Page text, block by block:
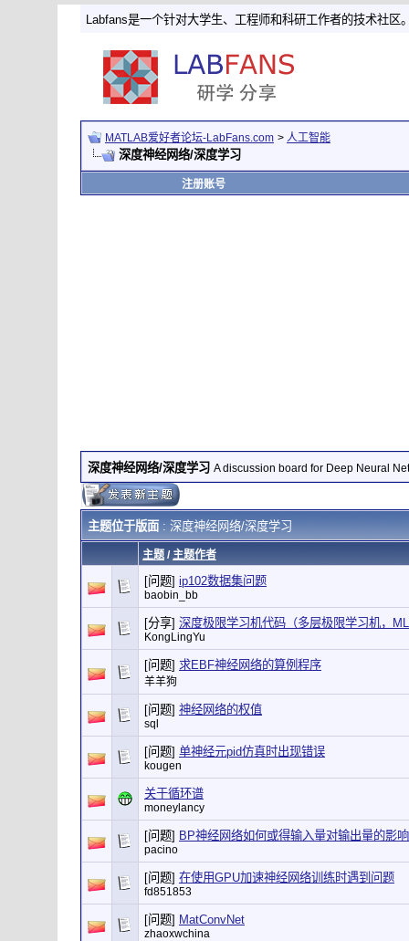
Labfans是一个针对大学生、工程师和科研工作者的技术社区
MATLAB爱好者论坛-LabFans.com > 人工智能
深度神经网络/深度学习
注册账号
深度神经网络/深度学习 A discussion board for Deep Neural
主题位于版面: 深度神经网络/深度学习
主题/ 主题作者
[问题] ip102数据集问题
baobin_bb
[分享] 深度极限学习机代码（多层极限学习机，
KongLingYu
[问题] 求EBF神经网络的算例程序
羊羊狗
[问题] 神经网络的权值
sql
[问题] 单神经元pid仿真时出现错误
kougen
关于循环谱
moneylancy
[问题] BP神经网络如何或得输入量对输出量的影
pacino
[问题] 在使用GPU加速神经网络训练时遇到问题
fd851853
[问题] MatConvNet
zhaoxwchina